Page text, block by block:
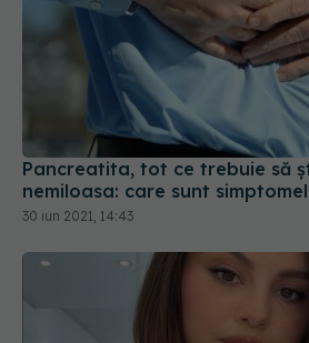
Pancreatita, tot ce trebuie să
nemiloasa: care sunt
30 iun 2021, 14:43